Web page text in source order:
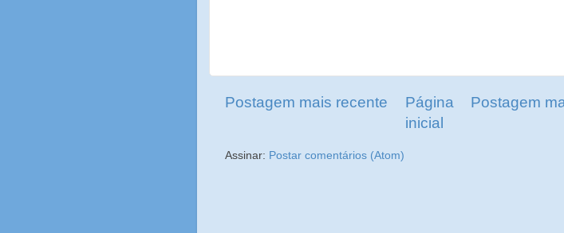
Postagem mais recente Postagem
Página
inicial
Assinar: Postar comentários (Atom)